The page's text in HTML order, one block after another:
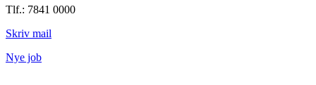
Tlf.: 7841 0000
Skriv mail
Nye job